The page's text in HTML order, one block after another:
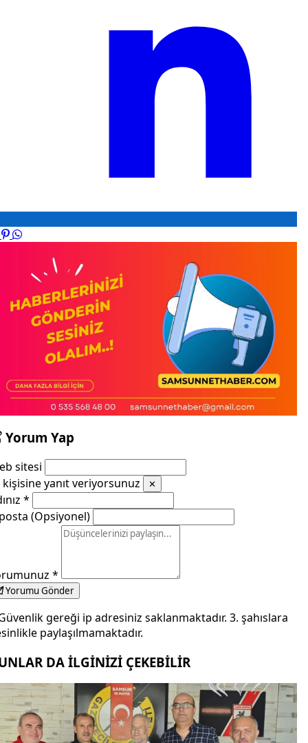
Yorum Yap
sitesi
kişisine yanıt veriyorsunuz
✕
*
(Opsiyonel)
*
Yorumu Gönder
gereği ip adresiniz saklanmaktadır. 3. şahıslara
paylaşılmamaktadır.
DA İLGİNİZİ ÇEKEBİLİR